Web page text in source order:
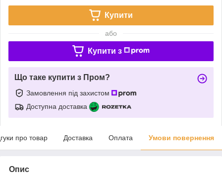
Купити
або
Купити з
Що таке купити з Пром?
Замовлення під захистом
Доступна доставка
про товар Доставка Оплата Умови повернення
Опис